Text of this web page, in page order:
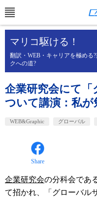
マリコ駆ける！
翻訳・WEB・キャリアを極める
クへの道?
企業研究会にて
ついて講演：私
WEB&Graphic グローバル
Share
企業研究会の分科会であ
て招かれ、「グローバル